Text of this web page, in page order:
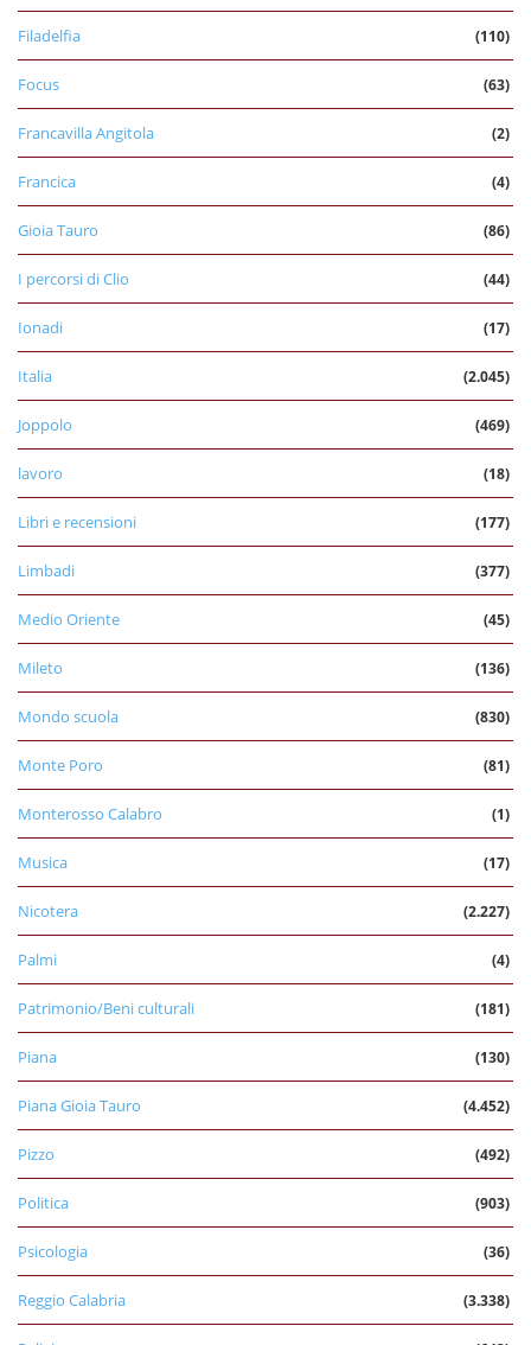
Filadelfia (110)
Focus (63)
Francavilla Angitola (2)
Francica (4)
Gioia Tauro (86)
I percorsi di Clio (44)
Ionadi (17)
Italia (2.045)
Joppolo (469)
lavoro (18)
Libri e recensioni (177)
Limbadi (377)
Medio Oriente (45)
Mileto (136)
Mondo scuola (830)
Monte Poro (81)
Monterosso Calabro (1)
Musica (17)
Nicotera (2.227)
Palmi (4)
Patrimonio/Beni culturali (181)
Piana (130)
Piana Gioia Tauro (4.452)
Pizzo (492)
Politica (903)
Psicologia (36)
Reggio Calabria (3.338)